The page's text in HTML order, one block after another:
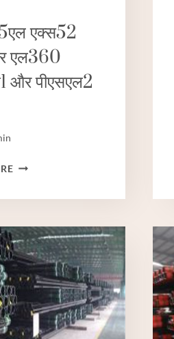
एक्स52
एल360
और पीएसएल2
एपीआई
एक्स52
और
एल360
पीएसएल1
और
पीएसएल2
सीमलेस